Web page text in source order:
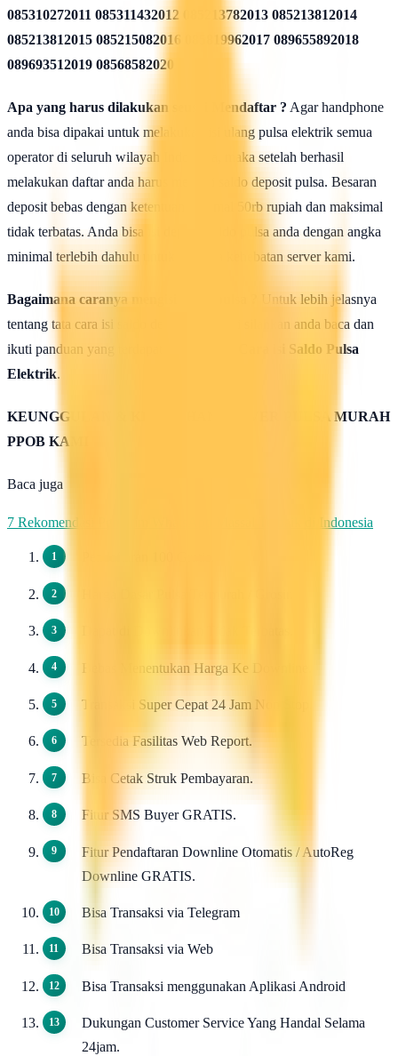
085310272011 085311432012 085213782013 085213812014
085213812015 085215082016 085819962017 089655892018
089693512019 08568582020
Apa yang harus dilakukan seusai Mendaftar ? Agar handphone
anda bisa dipakai untuk melakukan isi ulang pulsa elektrik semua
operator di seluruh wilayah Indonesia, maka setelah berhasil
melakukan daftar anda harus mengisi saldo deposit pulsa. Besaran
deposit bebas dengan ketentuan minimal 50rb rupiah dan maksimal
tidak terbatas. Anda bisa isi deposit saldo pulsa anda dengan angka
minimal terlebih dahulu untuk uji coba kehebatan server kami.
Bagaimana caranya mengisi saldo pulsa ?
Untuk lebih jelasnya
tentang tata cara isi saldo deposit pulsa ini silahkan anda baca dan
ikuti panduan yang terdapat di halaman :
Cara isi Saldo Pulsa
Elektrik.
KEUNGGULAN & KELEBIHAN SERVER PULSA MURAH
PPOB KAMI
Baca juga
7 Rekomendasi Pengirim WhatsApp Massal Terbaik di Indonesia
Bebas Menentukan Harga Ke Downline.
Transaksi Super Cepat 24 Jam Non Stop.
Tersedia Fasilitas Web Report.
Bisa Cetak Struk Pembayaran.
Fitur SMS Buyer GRATIS.
Fitur Pendaftaran Downline Otomatis / AutoReg
Downline GRATIS.
Bisa Transaksi via Telegram
Bisa Transaksi via Web
Bisa Transaksi menggunakan Aplikasi Android
Dukungan Customer Service Yang Handal Selama
24jam.